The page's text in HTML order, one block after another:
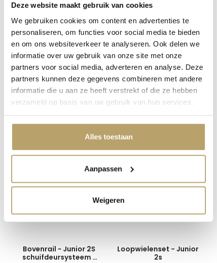
Deze website maakt gebruik van cookies
We gebruiken cookies om content en advertenties te
personaliseren, om functies voor social media te bieden
en om ons websiteverkeer te analyseren. Ook delen we
informatie over uw gebruik van onze site met onze
partners voor social media, adverteren en analyse. Deze
partners kunnen deze gegevens combineren met andere
informatie die u aan ze heeft verstrekt of die ze hebben
verzameld op basis van uw gebruik van hun services.
Alles toestaan
Aanpassen
Weigeren
De Junior 2S onderrail vormt de basis van een soepel
en betrouwbaar schuifdeurkastsysteem. De onderrail
heeft een afwerking…Meer
Verzending & Retourneren
Eigenschappen
Handleiding
1
Reviews
Dit heb je ook nodig
Bovenrail - Junior 2S
schuifdeursysteem -
Loopwielenset - Junior
2s